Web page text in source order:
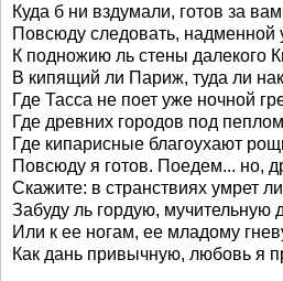
Куда б ни вздумали, готов за
Повсюду следовать, надменной
К подножию ль стены далекого
В кипящий ли Париж, туда ли
Где Тасса не поет уже ночной
Где древних городов под
Где кипарисные благоухают
Повсюду я готов. Поедем... но,
Скажите: в странствиях умрет
Забуду ль гордую, мучительную
Или к ее ногам, ее младому
Как дань привычную, любовь я